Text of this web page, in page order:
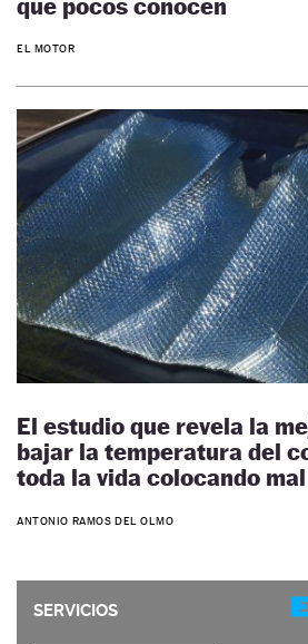
que pocos conocen
EL MOTOR
El estudio que revela la
bajar la temperatura del
toda la vida colocando
ANTONIO RAMOS DEL OLMO